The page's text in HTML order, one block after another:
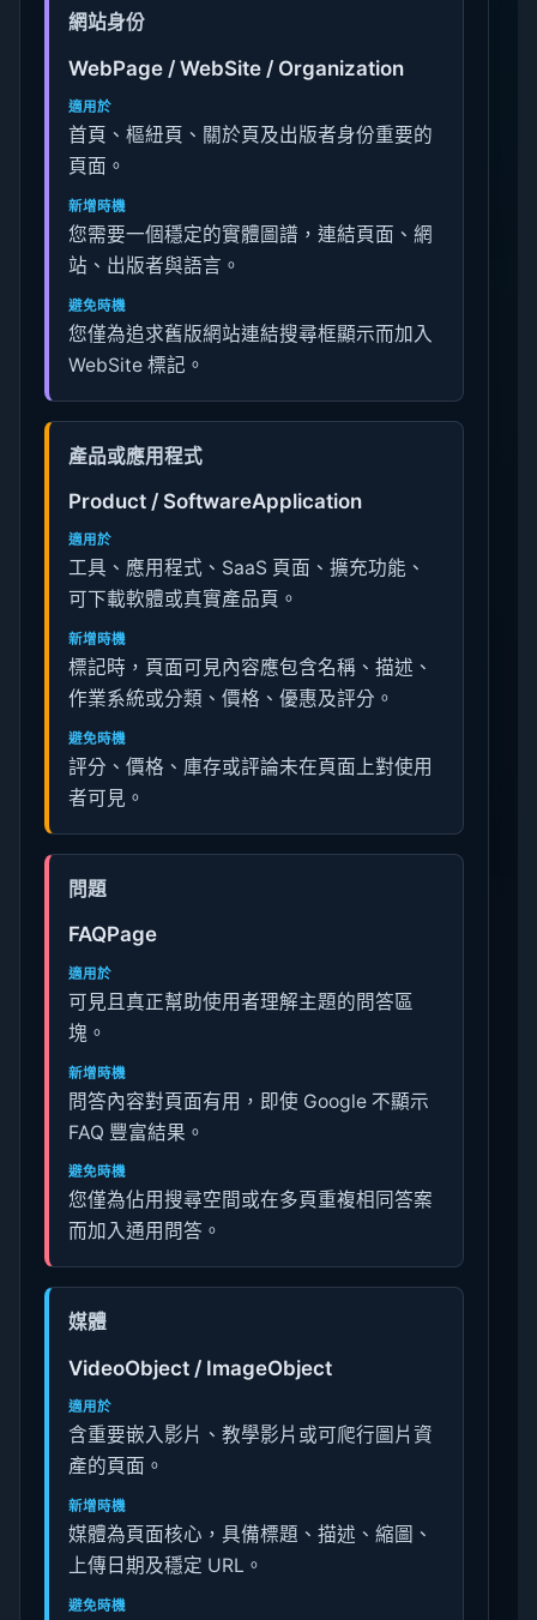
網站身份
WebPage / WebSite / Organization
適用於
首頁、樞紐頁、關於頁及出版者身份重要的
頁面。
新增時機
您需要一個穩定的實體圖譜，連結頁面、網
站、出版者與語言。
避免時機
您僅為追求舊版網站連結搜尋框顯示而加入
WebSite 標記。
產品或應用程式
Product / SoftwareApplication
適用於
工具、應用程式、SaaS 頁面、擴充功能、
可下載軟體或真實產品頁。
新增時機
標記時，頁面可見內容應包含名稱、描述、
作業系統或分類、價格、優惠及評分。
避免時機
評分、價格、庫存或評論未在頁面上對使用
者可見。
問題
FAQPage
適用於
可見且真正幫助使用者理解主題的問答區
塊。
新增時機
問答內容對頁面有用，即使 Google 不顯示
FAQ 豐富結果。
避免時機
您僅為佔用搜尋空間或在多頁重複相同答案
而加入通用問答。
媒體
VideoObject / ImageObject
適用於
含重要嵌入影片、教學影片或可爬行圖片資
產的頁面。
新增時機
媒體為頁面核心，具備標題、描述、縮圖、
上傳日期及穩定 URL。
避免時機